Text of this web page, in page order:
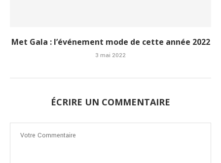
Met Gala : l’événement mode de cette année 2022
3 mai 2022
ÉCRIRE UN COMMENTAIRE